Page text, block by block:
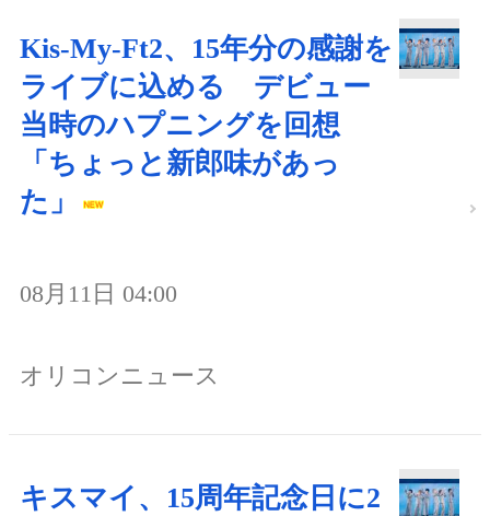
Kis-My-Ft2、15年分の感謝を
ライブに込める デビュー
当時のハプニングを回想
「ちょっと新郎味があっ
た」
08月11日 04:00
オリコンニュース
キスマイ、15周年記念日に2